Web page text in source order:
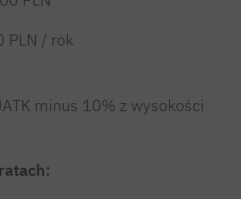
PLN / rok
minus 10% z wysokości